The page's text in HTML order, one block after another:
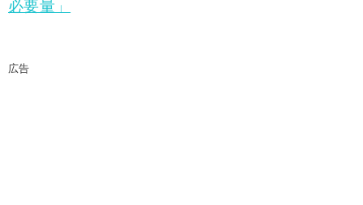
必要量」
広告